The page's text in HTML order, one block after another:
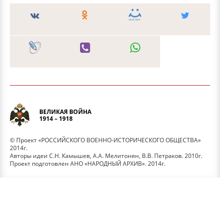
ВЕЛИКАЯ ВОЙНА
1914 – 1918
© Проект «РОССИЙСКОГО ВОЕННО-ИСТОРИЧЕСКОГО ОБЩЕСТВА»
2014г.
Авторы идеи С.Н. Камышев, А.А. Мелитонян, В.В. Петраков. 2010г.
Проект подготовлен АНО «НАРОДНЫЙ АРХИВ». 2014г.